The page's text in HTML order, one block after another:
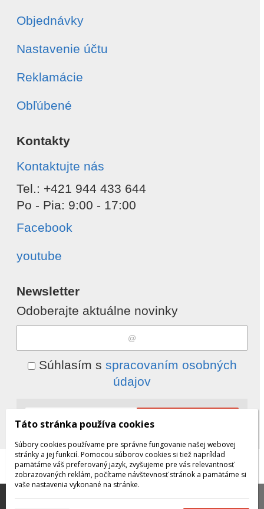
Objednávky
Nastavenie účtu
Reklamácie
Obľúbené
Kontakty
Kontaktujte nás
Tel.: +421 944 433 644
Po - Pia: 9:00 - 17:00
Facebook
youtube
Newsletter
Odoberajte aktuálne novinky
Súhlasím s spracovaním osobných
údajov
© 2026 WEXBO |www.wexbo.com|Prihlásiť
Táto stránka používa cookies
Súbory cookies používame pre správne fungovanie našej webovej
stránky a jej funkcií. Pomocou súborov cookies si tiež napríklad
pamätáme váš preferovaný jazyk, zvyšujeme pre vás relevantnosť
zobrazovaných reklám, počítame návštevnosť stránok a pamätáme si
vaše nastavenia vykonané na stránke.